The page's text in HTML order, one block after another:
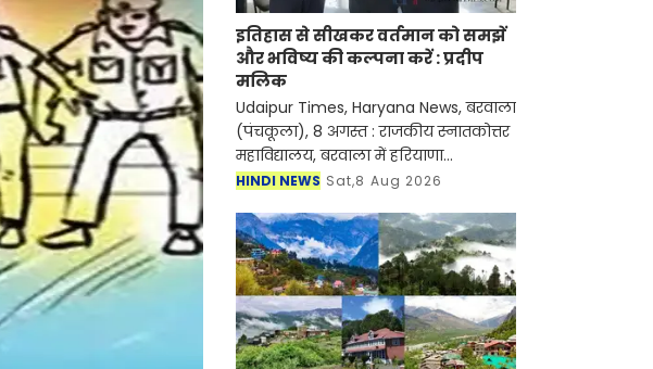
इतिहास से सीखकर वर्तमान को समझें
और भविष्य की कल्पना करें : प्रदीप
मलिक
Udaipur Times, Haryana News, बरवाला
(पंचकूला), 8 अगस्त : राजकीय स्नातकोत्तर
महाविद्यालय, बरवाला में हरियाणा
अभिलेखागार विभाग, पंचकूला द्वारा 17
प्रदर्शनी का शनिवार
HINDI NEWS Sat,8 Aug 2026